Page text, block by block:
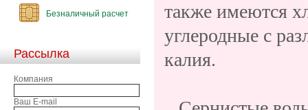
Безналичный расчет
Рассылка
Компания
Ваш E-mail
также имеются
углеродные с
калия.